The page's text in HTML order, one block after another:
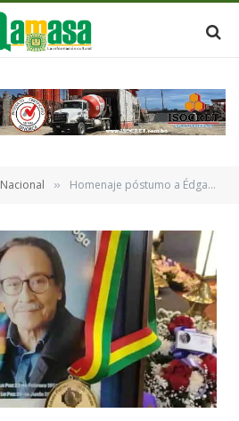
Nacional » Homenaje póstumo a Édgar Arandia con la medalla «Marina Núñez del Prado»